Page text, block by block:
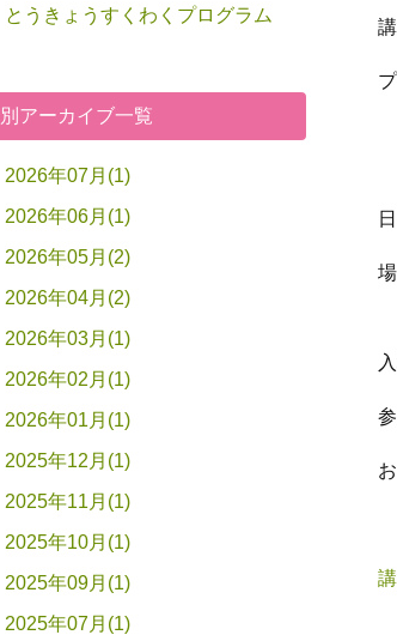
とうきょうすくわくプログラム
アーカイブ一覧
2026年07月(1)
2026年06月(1)
2026年05月(2)
2026年04月(2)
2026年03月(1)
2026年02月(1)
2026年01月(1)
2025年12月(1)
2025年11月(1)
2025年10月(1)
2025年09月(1)
2025年07月(1)